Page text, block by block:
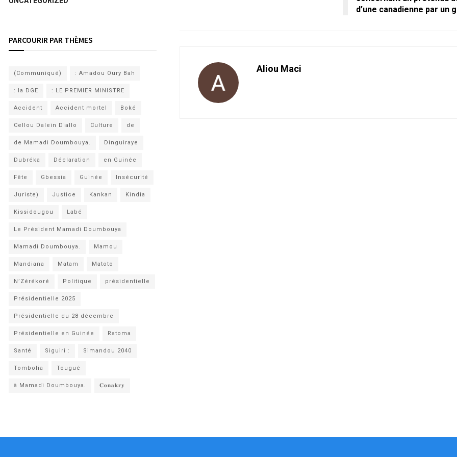
d’une canadienne par un
Aliou Maci
PARCOURIR PAR THÈMES
(Communiqué) : Amadou Oury Bah
: la DGE : LE PREMIER MINISTRE
Accident Accident mortel Boké
Cellou Dalein Diallo Culture de
de Mamadi Doumbouya. Dinguiraye
Dubréka Déclaration en Guinée
Fête Gbessia Guinée Insécurité
Juriste) Justice Kankan Kindia
Kissidougou Labé
Le Président Mamadi Doumbouya
Mamadi Doumbouya. Mamou
Mandiana Matam Matoto
N’Zérékoré Politique présidentielle
Présidentielle 2025
Présidentielle du 28 décembre
Présidentielle en Guinée Ratoma
Santé Siguiri : Simandou 2040
Tombolia Tougué
à Mamadi Doumbouya. 𝐂𝐨𝐧𝐚𝐤𝐫𝐲